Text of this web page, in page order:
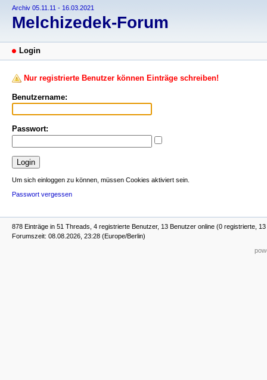
Archiv 05.11.11 - 16.03.2021
Melchizedek-Forum
Login
Nur registrierte Benutzer können Einträge schreiben!
Benutzername:
Passwort:
Um sich einloggen zu können, müssen Cookies aktiviert sein.
Passwort vergessen
878 Einträge in 51 Threads, 4 registrierte Benutzer, 13 Benutzer online (0 registrierte,
Forumszeit: 08.08.2026, 23:28 (Europe/Berlin)